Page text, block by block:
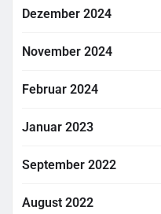
Dezember 2024
November 2024
Februar 2024
Januar 2023
September 2022
August 2022